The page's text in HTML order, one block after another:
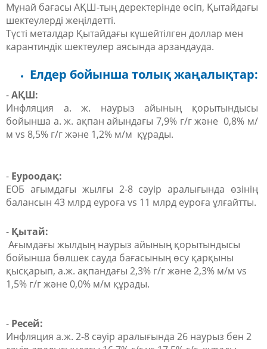
Мұнай бағасы АҚШ-тың деректерінде өсіп, Қытайдағы
шектеулерді жеңілдетті.
Түсті металдар Қытайдағы күшейтілген доллар мен
карантиндік шектеулер аясында арзандауда.
Елдер бойынша толық жаңалықтар:
-АҚШ:
Инфляция а. ж. наурыз айының қорытындысы
бойынша а. ж. ақпан айындағы 7,9% г/г және 0,8% м/
м vs 8,5% г/г және 1,2% м/м құрады.
- Еуроодақ:
ЕОБ ағымдағы жылғы 2-8 сәуір аралығында өзінің
балансын 43 млрд еуроға vs 11 млрд еуроға ұлғайтты.
- Қытай:
Ағымдағы жылдың наурыз айының қорытындысы
бойынша бөлшек сауда бағасының өсу қарқыны
қысқарып, а.ж. ақпандағы 2,3% г/г және 2,3% м/м vs
1,5% г/г және 0,0% м/м құрады.
- Ресей:
Инфляция а.ж. 2-8 сәуір аралығында 26 наурыз бен 2